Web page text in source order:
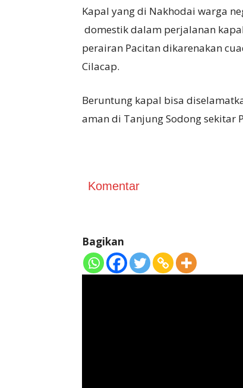
Kapal yang di Nakhodai warga
domestik dalam perjalanan
perairan Pacitan dikarenakan
Cilacap.
Beruntung kapal bisa
aman di Tanjung Sodong sekitar
Komentar
Bagikan